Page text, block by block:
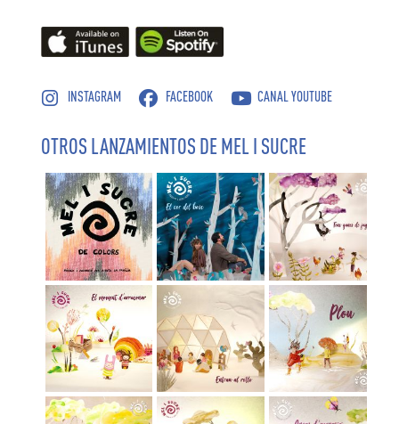
INSTAGRAM FACEBOOK CANAL YOUTUBE
OTROS LANZAMIENTOS DE MEL I SUCRE